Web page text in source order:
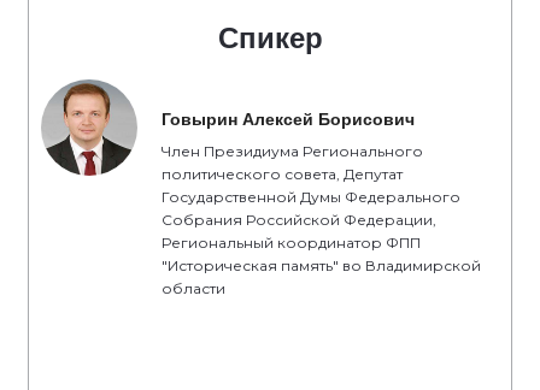
Спикер
Говырин Алексей Борисович
Член Президиума Регионального
политического совета, Депутат
Государственной Думы Федерального
Собрания Российской Федерации,
Региональный координатор ФПП
"Историческая память" во Владимирской
области